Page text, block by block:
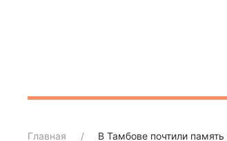
Главная В Тамбове почтили